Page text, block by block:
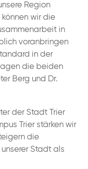
Region
wir die
in
voranbringen
in der
die beiden
Berg und Dr.
der Stadt Trier
Trier stärken wir
die
Stadt als